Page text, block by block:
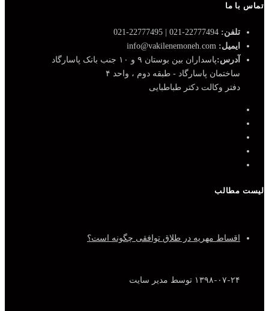
تماس با ما
تلفن:
ایمیل:
آدرس:پاسداران بین بوستان ۹ و ۱۰ جنب بانک پاسارگاد
ساختمان پاسارگاد - طبقه دوم ، واحد ۴
دفتر وکالت دکتر طباطبایی
لیست مطالب
اقساط مهریه در طلاق توافقی چگونه است؟
۱۳۹۸-۰۷-۲۴ توسط مدیر سایت